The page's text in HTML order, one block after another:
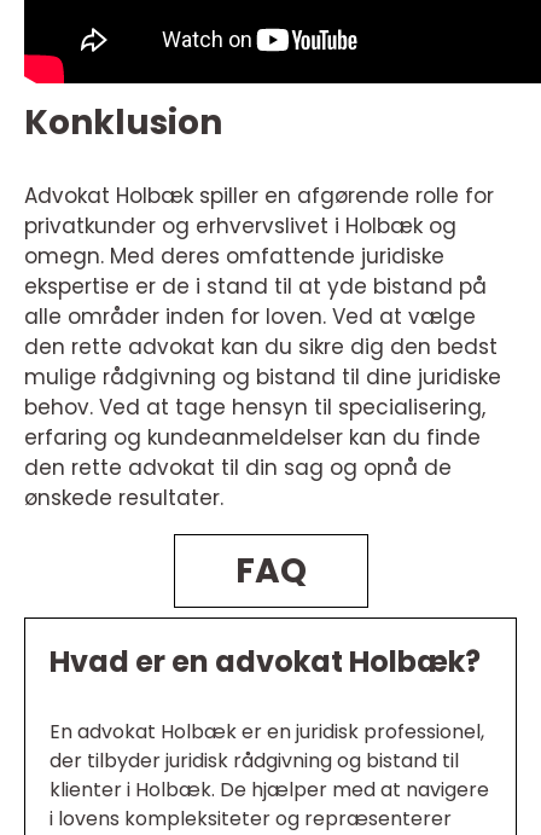
Konklusion
Advokat Holbæk spiller en afgørende rolle for
privatkunder og erhvervslivet i Holbæk og
omegn. Med deres omfattende juridiske
ekspertise er de i stand til at yde bistand på
alle områder inden for loven. Ved at vælge
den rette advokat kan du sikre dig den bedst
mulige rådgivning og bistand til dine juridiske
behov. Ved at tage hensyn til specialisering,
erfaring og kundeanmeldelser kan du finde
den rette advokat til din sag og opnå de
ønskede resultater.
FAQ
Hvad er en advokat Holbæk?
En advokat Holbæk er en juridisk professionel,
der tilbyder juridisk rådgivning og bistand til
klienter i Holbæk. De hjælper med at navigere
i lovens kompleksiteter og repræsenterer